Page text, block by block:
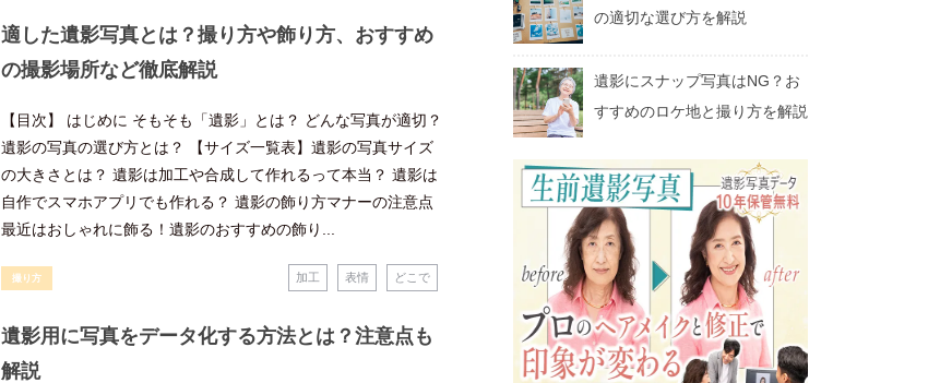
適した遺影写真とは？撮り方や飾り方、おすすめ
の撮影場所など徹底解説
【目次】 はじめに そもそも「遺影」とは？ どんな写真が適切？
遺影の写真の選び方とは？ 【サイズ一覧表】遺影の写真サイズ
の大きさとは？ 遺影は加工や合成して作れるって本当？ 遺影は
自作でスマホアプリでも作れる？ 遺影の飾り方マナーの注意点
最近はおしゃれに飾る！遺影のおすすめの飾り...
撮り方 加工 表情 どこで
遺影用に写真をデータ化する方法とは？注意点も
解説
の適切な選び方を解説
遺影にスナップ写真はNG？お
すすめのロケ地と撮り方を解説